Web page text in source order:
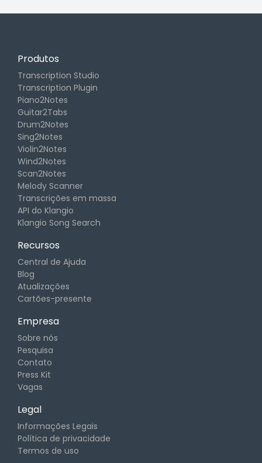
Produtos
Transcription Studio
Transcription Plugin
Piano2Notes
Guitar2Tabs
Drum2Notes
Sing2Notes
Violin2Notes
Wind2Notes
Scan2Notes
Melody Scanner
Transcrições em massa
API do Klangio
Klangio Song Search
Recursos
Central de Ajuda
Blog
Atualizações
Cartões-presente
Empresa
Sobre nós
Pesquisa
Contato
Press Kit
Vagas
Legal
Informações Legais
Política de privacidade
Termos de uso